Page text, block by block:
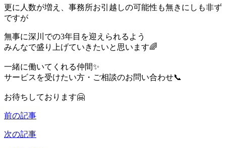
更に人数が増え、事務所お引越しの可能性も無きにしも非ず
ですが
無事に深川での3年目を迎えられるよう
みんなで盛り上げていきたいと思います🌈
一緒に働いてくれる仲間✨
サービスを受けたい方・ご相談のお問い合わせ📞
お待ちしております🤗
前の記事
次の記事